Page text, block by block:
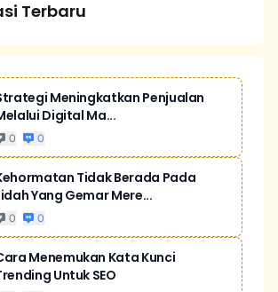
Terbaru
Meningkatkan Penjualan
Digital Ma...
0 0
Tidak Berada Pada
Yang Gemar Mere...
0 0
Menemukan Kata Kunci
Untuk SEO